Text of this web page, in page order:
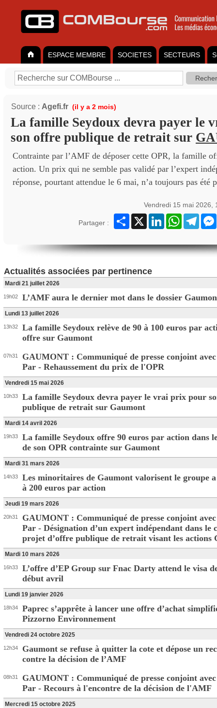
ESPACE MEMBRE SOCIETES SECTEURS
Source : Agefi.fr (il y a 2 mois)
La famille Seydoux devra payer le
son offre publique de retrait sur
Contrainte par l’AMF de déposer cette OPR, la famille
action. Un prix qui ne semble pas validé par l’expert
réponse, pourtant attendue le 6 mai, n’a toujours pas été
Vendredi 15 mai 2026,
Partager :
Partager
X LinkedInWhatsApp
Actualités associées par pertinence
Mardi 21 juillet 2026
19h02 L’AMF aura le dernier mot dans le dossier
Lundi 13 juillet 2026
13h32
La famille Seydoux relève de 90 à 100 euros par
offre sur Gaumont
07h31
GAUMONT : Communiqué de presse conjoint
Par - Rehaussement du prix de l'OPR
Vendredi 15 mai 2026
10h33
La famille Seydoux devra payer le vrai prix pour
publique de retrait sur Gaumont
Mardi 14 avril 2026
19h33
La famille Seydoux offre 90 euros par action dans
de son OPR contrainte sur Gaumont
Mardi 31 mars 2026
14h33
Les minoritaires de Gaumont valorisent le groupe
à 200 euros par action
Jeudi 19 mars 2026
20h31
GAUMONT : Communiqué de presse conjoint
Par - Désignation d’un expert indépendant dans le
projet d’offre publique de retrait visant les actions
Mardi 10 mars 2026
16h33
L’offre d’EP Group sur Fnac Darty attend le visa
début avril
Lundi 19 janvier 2026
18h34
Paprec s’apprête à lancer une offre d’achat
Pizzorno Environnement
Vendredi 24 octobre 2025
12h34
Gaumont se refuse à quitter la cote et dépose un
contre la décision de l’AMF
08h31
GAUMONT : Communiqué de presse conjoint
Par - Recours à l'encontre de la décision de l'AMF
Mercredi 15 octobre 2025